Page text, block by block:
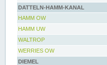
DATTELN-HAMM-KANAL
HAMM OW
HAMM UW
WALTROP
WERRIES OW
DIEMEL